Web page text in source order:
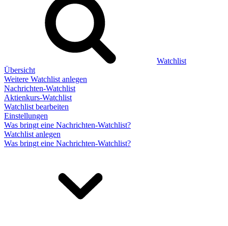
Watchlist
Übersicht
Weitere Watchlist anlegen
Nachrichten-Watchlist
Aktienkurs-Watchlist
Watchlist bearbeiten
Einstellungen
Was bringt eine Nachrichten-Watchlist?
Watchlist anlegen
Was bringt eine Nachrichten-Watchlist?